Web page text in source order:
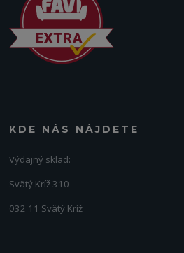
KDE NÁS NÁJDETE
Výdajný sklad:
Svätý Kríž 310
032 11 Svätý Kríž